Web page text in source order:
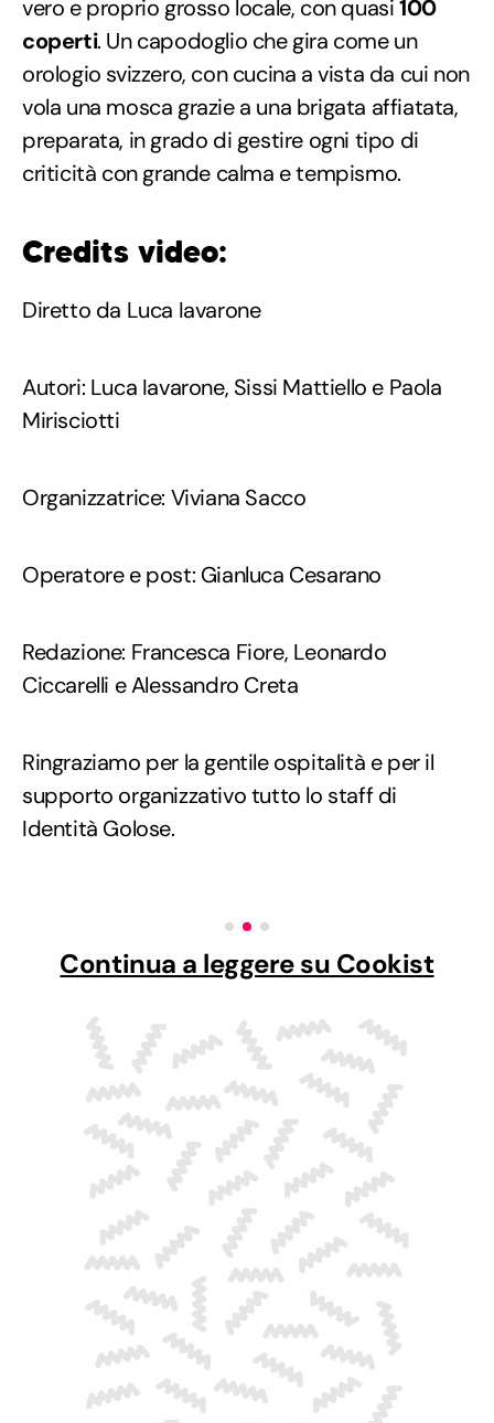
vero e proprio grosso locale, con quasi100
coperti. Un capodoglio che gira come un
orologio svizzero, con cucina a vista da cui non
vola una mosca grazie a una brigata affiatata,
preparata, in grado di gestire ogni tipo di
criticità con grande calma e tempismo.
Credits video:
Diretto da Luca Iavarone
Autori: Luca Iavarone, Sissi Mattiello e Paola
Mirisciotti
Organizzatrice: Viviana Sacco
Operatore e post: Gianluca Cesarano
Redazione: Francesca Fiore, Leonardo
Ciccarelli e Alessandro Creta
Ringraziamo per la gentile ospitalità e per il
supporto organizzativo tutto lo staff di
Identità Golose.
Continua a leggere su Cookist